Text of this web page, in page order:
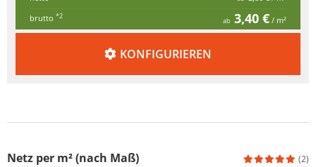
brutto *2
ab 3,40 € / m²
KONFIGURIEREN
Netz per m² (nach Maß) (2)